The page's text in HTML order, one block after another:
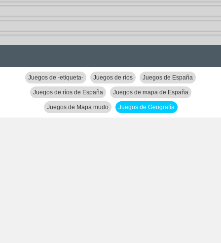
Juegos de -etiqueta- Juegos de ríos Juegos de España
Juegos de ríos de España Juegos de mapa de España
Juegos de Mapa mudo Juegos de Geografía